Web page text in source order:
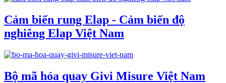
Cảm biến rung Elap - Cảm biến độ
nghiêng Elap Việt Nam
Bộ mã hóa quay Givi Misure Việt Nam